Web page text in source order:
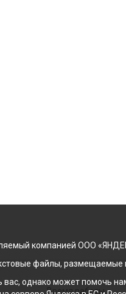
Время работы
компанией ООО
файлы,
однако может помочь